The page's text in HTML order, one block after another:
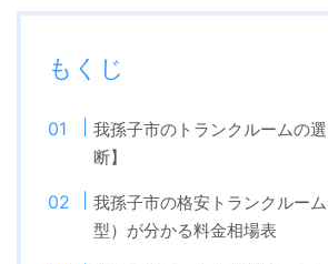
もくじ
我孫子市のトランクルームの
断】
我孫子市の格安トランクルー
型）が分かる料金相場表